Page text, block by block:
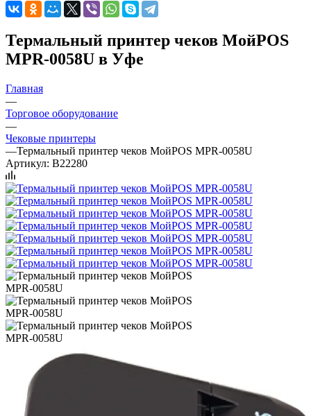
Термальный принтер чеков МойPOS
MPR-0058U в Уфе
Главная
—
Торговое оборудование
—
Чековые принтеры
—Термальный принтер чеков МойPOS MPR-0058U
Артикул: B22280